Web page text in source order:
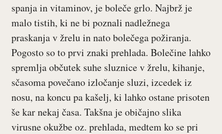
spanja in vitaminov, je boleče grlo. Najbrž je
malo tistih, ki ne bi poznali nadležnega
praskanja v žrelu in nato bolečega požiranja.
Pogosto so to prvi znaki prehlada. Bolečine lahko
spremlja občutek suhe sluznice v žrelu, kihanje,
sčasoma povečano izločanje sluzi, izcedek iz
nosu, na koncu pa kašelj, ki lahko ostane prisoten
še kar nekaj časa. Takšna je običajno slika
virusne okužbe oz. prehlada, medtem ko se pri